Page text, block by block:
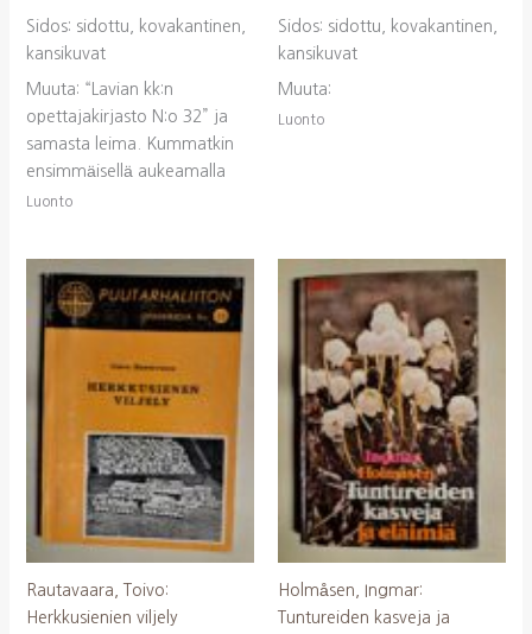
Sidos: sidottu, kovakantinen,
kansikuvat
Muuta: “Lavian kk:n
opettajakirjasto N:o 32” ja
samasta leima. Kummatkin
ensimmäisellä aukeamalla
Luonto
Sidos: sidottu, kovakantinen,
kansikuvat
Muuta:
Luonto
Rautavaara, Toivo:
Herkkusienien viljely
Holmåsen, Ingmar:
Tuntureiden kasveja ja